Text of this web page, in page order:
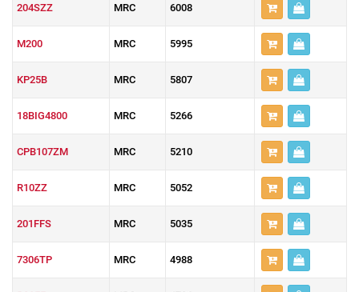
204SZZ MRC 6008
M200 MRC 5995
KP25B MRC 5807
18BIG4800 MRC 5266
CPB107ZM MRC 5210
R10ZZ MRC 5052
201FFS MRC 5035
7306TP MRC 4988